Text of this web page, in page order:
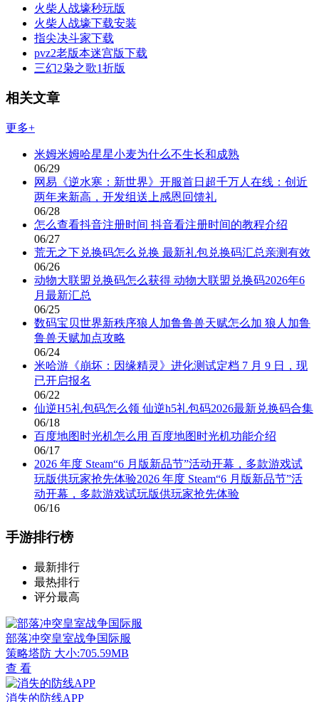
火柴人战壕秒玩版
火柴人战壕下载安装
指尖决斗家下载
pvz2老版本迷宫版下载
三幻2枭之歌1折版
相关文章
更多+
米姆米姆哈星星小麦为什么不生长和成熟
06/29
网易《逆水寒：新世界》开服首日超千万人在线：创近
两年来新高，开发组送上感恩回馈礼
06/28
怎么查看抖音注册时间 抖音看注册时间的教程介绍
06/27
荒无之下兑换码怎么兑换 最新礼包兑换码汇总亲测有效
06/26
动物大联盟兑换码怎么获得 动物大联盟兑换码2026年6
月最新汇总
06/25
数码宝贝世界新秩序狼人加鲁鲁兽天赋怎么加 狼人加鲁
鲁兽天赋加点攻略
06/24
米哈游《崩坏：因缘精灵》进化测试定档 7 月 9 日，现
已开启报名
06/22
仙逆H5礼包码怎么领 仙逆h5礼包码2026最新兑换码合集
06/18
百度地图时光机怎么用 百度地图时光机功能介绍
06/17
2026 年度 Steam“6 月版新品节”活动开幕，多款游戏试
玩版供玩家抢先体验2026 年度 Steam“6 月版新品节”活
动开幕，多款游戏试玩版供玩家抢先体验
06/16
手游排行榜
最新排行
最热排行
评分最高
部落冲突皇室战争国际服
策略塔防 大小:705.59MB
查 看
消失的防线APP